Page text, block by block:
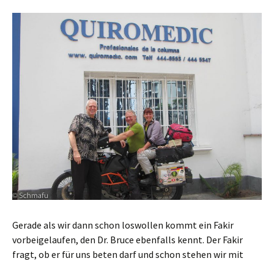
Gerade als wir dann schon loswollen kommt ein Fakir
vorbeigelaufen, den Dr. Bruce ebenfalls kennt. Der Fakir
fragt, ob er für uns beten darf und schon stehen wir mit